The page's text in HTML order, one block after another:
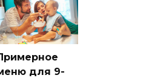
для 9-